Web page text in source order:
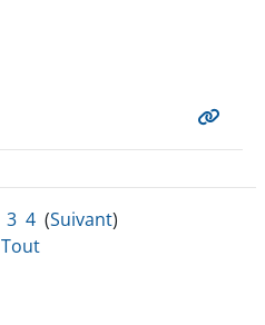
3 4(Suivant)
Tout